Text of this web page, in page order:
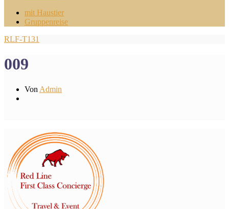
mit Haustier
Gruppenreise
RLF-T131
009
Von Admin